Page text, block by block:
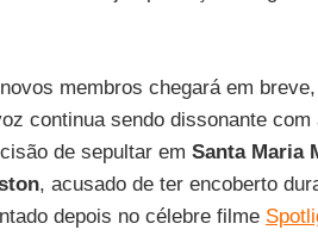
membros chegará em
continua sendo dissonante com
de sepultar em Santa Maria
, acusado de ter encoberto
depois no célebre filme